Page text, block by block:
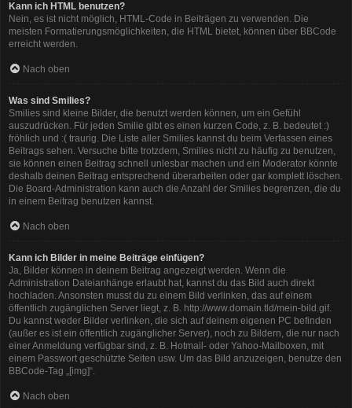
Kann ich HTML benutzen?
Nein, es ist nicht möglich, HTML-Code in Beiträgen zu verwenden. Die
meisten Formatierungsmöglichkeiten, die HTML bietet, können über BBCode
erreicht werden.
Nach oben
Was sind Smilies?
Smilies sind kleine Bilder, die benutzt werden können, um ein Gefühl
auszudrücken. Für jeden Smilie gibt es einen kurzen Code, z. B. bedeutet :)
fröhlich und :( traurig. Die Liste aller Smilies kannst du beim Verfassen eines
Beitrags sehen. Versuche bitte trotzdem, Smilies nicht zu häufig zu benutzen,
sie können einen Beitrag schnell unlesbar machen und ein Moderator könnte
deshalb deinen Beitrag entsprechend überarbeiten oder gar komplett löschen.
Die Board-Administration kann auch die Anzahl der Smilies begrenzen, die du
in einem Beitrag benutzen kannst.
Nach oben
Kann ich Bilder in meine Beiträge einfügen?
Ja, Bilder können in deinem Beitrag angezeigt werden. Wenn die
Administration Dateianhänge erlaubt hat, kannst du das Bild auch direkt
hochladen. Ansonsten musst du zu einem Bild verlinken, das auf einem
öffentlich zugänglichen Server liegt, z. B. http://www.domain.tld/mein-bild.gif.
Du kannst weder Bilder verlinken, die sich auf deinem eigenen PC befinden
(außer es ist ein öffentlich zugänglicher Server), noch zu Bildern, die nur nach
einer Anmeldung verfügbar sind, z. B. Hotmail- oder Yahoo-Mailboxen, mit
einem Passwort geschützte Seiten usw. Um das Bild anzuzeigen, benutze den
BBCode-Tag „[img]“.
Nach oben